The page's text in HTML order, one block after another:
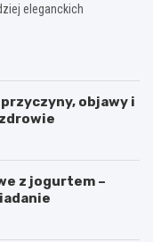
eleganckich
objawy i
z jogurtem –